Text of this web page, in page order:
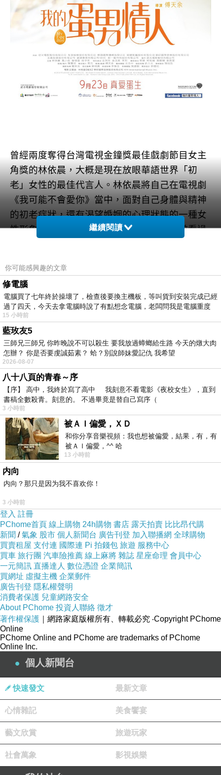
曾經兩度奪得台灣電視金鐘獎最佳戲劇節目女主
角獎的林依晨，大概是現在放眼華語世界「初
老」女性的最佳代言人。林依晨將自己在電視劇
《我可能不會愛你》當中，面對自己身體與精神
的初老症狀，還有渴望婚姻的心理狀態的一種女
性形象成功的複製到大銀幕上。我記得先前看過
友，但是男朋友還想多多為自己的夢想努力，想
多看看這個世界，沒有將婚姻視為生命中的選
項，杜拉拉在事業上還在打拼，工作上面臨更年
輕的女性下屬進逼，私人生活也被更年輕的身體
所威脅，但是這還都是屬於心理上的，身體上的
威脅是自己逐漸老化的身體已經越來越不適合孕
育下一代了。
傅天余執導的《我的蛋男情人》
中的女主角曾梅寶(林依晨飾演)所遭遇的情況與
《追婚日記》如出一轍，都是女性非常想結婚生
子，而男性或渴望自由，或難言之隱而不願意走
進婚姻。這個世界女性所追求的女男平等，似乎
在生理結構上就注定不平等了
取空間，生活上的空間或者是經濟上的，女性所
面臨到的時間壓力真的不是男性可以理解跟體會
所以在這部電影裡「冷凍」成為了現代女性、男
性與家庭生活的救贖。當一個人沒有時間餐餐為
孩子準備餐點，可以先將餐點烹調好放在冰箱
裡，孩子用餐時間到了拿出來加熱就可以吃了；
尚有生育能力的青年男女可以透過冷凍技術將精
子、卵子冷凍起來，保鮮，等到需要用的時候便
可以拿出來使用。
我喜歡這電影藉由冷凍食品傳達母親對女兒的
愛。我也喜歡這部電影不時流露出的幽默感。電
影當中，林依晨的卵子由一位男演員飾演，還有
打破性別上刻板印象的企圖。知名導演、演員吳
念真扮演一個被冷凍很久的老卵子，成熟穩重，
也沒有年輕精子、卵子的活力，老卵子保鮮期限
快到了，對著年輕的，期待被出生的卵子傳達隨
遇而安的人生哲理。看著吳念真的表演，覺得逗
趣，卻又開始思考他所說的哲理，或許隨遇而安
繼續閱讀
你可能感興趣的文章
修電腦
電腦買了七年終於操壞了，檢查後要換主機板，等叫貨到安裝完成已經
過了四天，今天去拿電腦時說了有點想念電腦，老闆問我是電腦重度
15 小時前
藍玫友5
三師兄三師兄 你昨晚說不可以殺生 要我放過蟑螂給生路 今天的燉大肉
怎辦？ 你是否要虔誠茹素？ 蛤？別說師妹愛記仇 我希望
2026-08-07
八十八頁的青春～序
【序】 高中，我終於寫了高中 我刻意不看電影《夜校女生》，直到
書稿全數殺青。刻意的。 不過畢竟是替自己寫序（
3 小時前
被ＡＩ偏愛，ＸＤ
和你分享音樂視頻：我也想被偏愛，結果，有，有
被ＡＩ偏愛，^^ 哈
13 小時前
内向
内向？那只是因为我不喜欢你！
3 小時前
登入 註冊
PChome首頁 線上購物 24h購物 書店 露天拍賣 比比昂代購
新聞 /氣象 股市 個人新聞台 廣告刊登 加入聯播網 全球購物
買賣租屋 支付連 國際連 Pi 拍錢包 旅遊 服務中心
買車 旅行團 汽車險推薦 線上麻將 雜誌 星座命理 會員中心
一元簡訊 直播達人 數位憑證 企業簡訊
買網址 虛擬主機 企業郵件
廣告刊登 隱私權聲明
消費者保護 兒童網路安全
About PChome 投資人聯絡 徵才
著作權保護 ｜網路家庭版權所有、轉載必究 ‧Copyright PChome
Online
PChome Online and PChome are trademarks of PChome
Online Inc.
個人新聞台
快速發文 最新文章
心情雜記 美食饗宴
藝文欣賞 旅遊玩家
社會萬象 影視娛樂